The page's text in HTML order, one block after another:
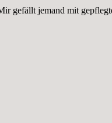
gefällt jemand mit